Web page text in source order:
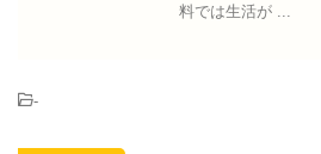
料では生活が ...
-